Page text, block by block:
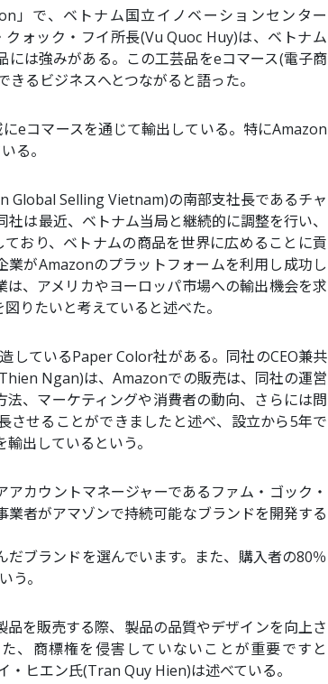
」で、ベトナム国立イノベーションセンター
ォック・フイ所長(Vu Quoc Huy)は、ベトナム
は強みがある。この工芸品をeコマース(電子商
るビジネスへとつながると語った。
eコマースを通じて輸出している。特にAmazon
る。
Global Selling Vietnam)の南部支社長であるチャ
は最近、ベトナム当局と継続的に調整を行い、
おり、ベトナムの商品を世界に広めることに貢
がAmazonのプラットフォームを利用し成功し
、アメリカやヨーロッパ市場への輸出機会を求
りたいと考えていると述べた。
しているPaper Color社がある。同社のCEO兼共
Ngan)は、Amazonでの販売は、同社の運営
、マーケティングや消費者の動向、さらには問
させることができましたと述べ、設立から5年で
出しているという。
カウントマネージャーであるファム・ゴック・
者がアマゾンで持続可能なブランドを開発する
ブランドを選んでいます。また、購入者の80％
う。
を販売する際、製品の品質やデザインを向上さ
、商標権を侵害していないことが重要ですと
ヒエン氏(Tran Quy Hien)は述べている。